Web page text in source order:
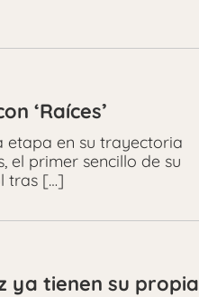
‘Raíces’
etapa en su trayectoria
el primer sencillo de su
tras […]
ya tienen su propia